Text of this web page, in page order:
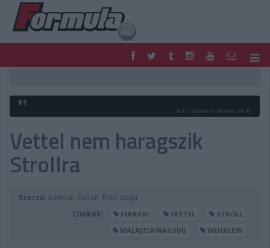
FORMULA
MOTOR
PODCAST
SHOP
LIVE
TIPPJÁTÉK
DIGITÁLIS MAGAZIN
F1
2017. október 6. péntek, 09:36
Vettel nem haragszik
Strollra
Szerző: Kármán Zoltán, fotó: Dppi
Címkék:
FERRARI VETTEL
STROLL
MALAJZIAINAGYDÍJ
WEHRLEIN